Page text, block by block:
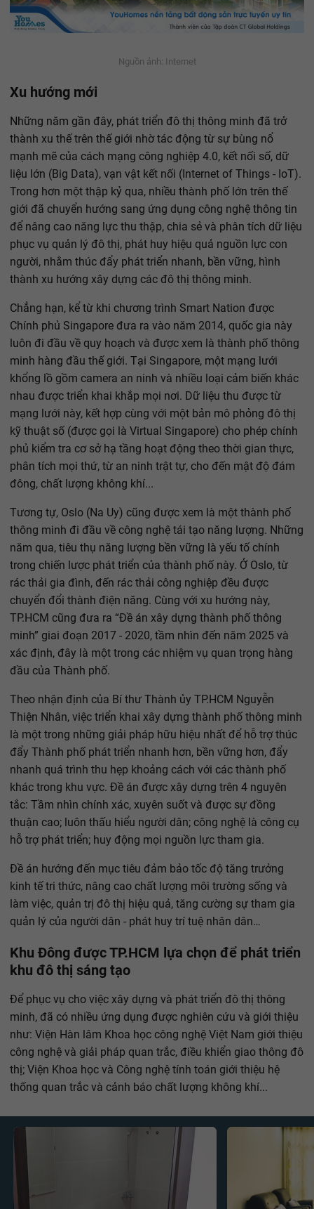
Nguồn ảnh: Internet
Xu hướng mới
Những năm gần đây, phát triển đô thị thông minh đã trở
thành xu thế trên thế giới nhờ tác động từ sự bùng nổ
mạnh mẽ của cách mạng công nghiệp 4.0, kết nối số, dữ
liệu lớn (Big Data), vạn vật kết nối (Internet of Things - IoT).
Trong hơn một thập kỷ qua, nhiều thành phố lớn trên thế
giới đã chuyển hướng sang ứng dụng công nghệ thông tin
để nâng cao năng lực thu thập, chia sẻ và phân tích dữ liệu
phục vụ quản lý đô thị, phát huy hiệu quả nguồn lực con
người, nhằm thúc đẩy phát triển nhanh, bền vững, hình
thành xu hướng xây dựng các đô thị thông minh.
Chẳng hạn, kể từ khi chương trình Smart Nation được
Chính phủ Singapore đưa ra vào năm 2014, quốc gia này
luôn đi đầu về quy hoạch và được xem là thành phố thông
minh hàng đầu thế giới. Tại Singapore, một mạng lưới
khổng lồ gồm camera an ninh và nhiều loại cảm biến khác
nhau được triển khai khắp mọi nơi. Dữ liệu thu được từ
mạng lưới này, kết hợp cùng với một bản mô phỏng đô thị
kỹ thuật số (được gọi là Virtual Singapore) cho phép chính
phủ kiểm tra cơ sở hạ tầng hoạt động theo thời gian thực,
phân tích mọi thứ, từ an ninh trật tự, cho đến mật độ đám
đông, chất lượng không khí...
Tương tự, Oslo (Na Uy) cũng được xem là một thành phố
thông minh đi đầu về công nghệ tái tạo năng lượng. Những
năm qua, tiêu thụ năng lượng bền vững là yếu tố chính
trong chiến lược phát triển của thành phố này. Ở Oslo, từ
rác thải gia đình, đến rác thải công nghiệp đều được
chuyển đổi thành điện năng. Cùng với xu hướng này,
TP.HCM cũng đưa ra “Đề án xây dựng thành phố thông
minh” giai đoạn 2017 - 2020, tầm nhìn đến năm 2025 và
xác định, đây là một trong các nhiệm vụ quan trọng hàng
đầu của Thành phố.
Theo nhận định của Bí thư Thành ủy TP.HCM Nguyễn
Thiện Nhân, việc triển khai xây dựng thành phố thông minh
là một trong những giải pháp hữu hiệu nhất để hỗ trợ thúc
đẩy Thành phố phát triển nhanh hơn, bền vững hơn, đẩy
nhanh quá trình thu hẹp khoảng cách với các thành phố
khác trong khu vực. Đề án được xây dựng trên 4 nguyên
tắc: Tầm nhìn chính xác, xuyên suốt và được sự đồng
thuận cao; luôn thấu hiểu người dân; công nghệ là công cụ
hỗ trợ phát triển; huy động mọi nguồn lực tham gia.
Đề án hướng đến mục tiêu đảm bảo tốc độ tăng trưởng
kinh tế tri thức, nâng cao chất lượng môi trường sống và
làm việc, quản trị đô thị hiệu quả, tăng cường sự tham gia
quản lý của người dân - phát huy trí tuệ nhân dân…
Khu Đông được TP.HCM lựa chọn để phát triển
khu đô thị sáng tạo
Để phục vụ cho việc xây dựng và phát triển đô thị thông
minh, đã có nhiều ứng dụng được nghiên cứu và giới thiệu
như: Viện Hàn lâm Khoa học công nghệ Việt Nam giới thiệu
công nghệ và giải pháp quan trắc, điều khiển giao thông đô
thị; Viện Khoa học và Công nghệ tính toán giới thiệu hệ
thống quan trắc và cảnh báo chất lượng không khí...